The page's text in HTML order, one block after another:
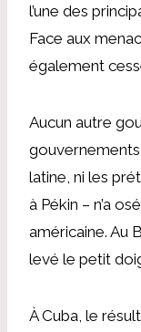
l’une des
Face aux
également
Aucun autre
gouvernements
latine, ni les
à Pékin – n’a
américaine. Au
levé le petit
À Cuba, le